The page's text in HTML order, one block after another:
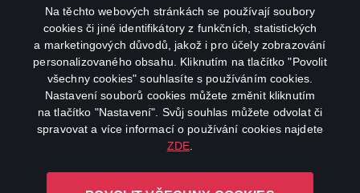
Na těchto webových stránkách se používají soubory
cookies či jiné identifikátory z funkčních, statistických
a marketingových důvodů, jakož i pro účely zobrazování
personalizovaného obsahu. Kliknutím na tlačítko "Povolit
všechny cookies" souhlasíte s používáním cookies.
Nastavení souborů cookies můžete změnit kliknutím
na tlačítko "Nastavení". Svůj souhlas můžete odvolat či
spravovat a více informací o používání cookies najdete
ZDE
facebookinstagram
youtube